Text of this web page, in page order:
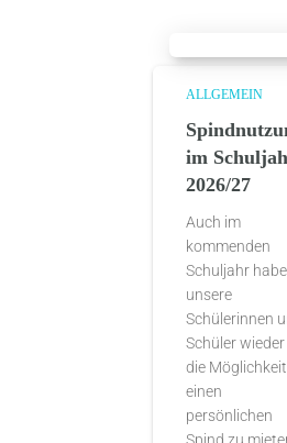
ALLGEMEIN
im
2026/27
Auch im
kommenden
Schuljahr
unsere
Schülerinnen
Schüler wieder
die Möglichkeit,
einen
persönlichen